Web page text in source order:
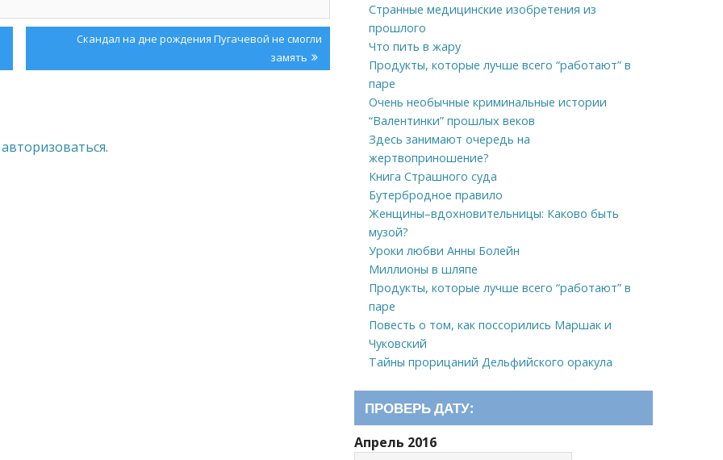
Next
Скандал на дне рождения Пугачевой не смогли
замять
авторизоваться.
Странные медицинские изобретения из
прошлого
Что пить в жару
Продукты, которые лучше всего “работают” в
паре
Очень необычные криминальные истории
“Валентинки” прошлых веков
Здесь занимают очередь на
жертвоприношение?
Книга Страшного суда
Бутербродное правило
Женщины–вдохновительницы: Каково быть
музой?
Уроки любви Анны Болейн
Миллионы в шляпе
Продукты, которые лучше всего “работают” в
паре
Повесть о том, как поссорились Маршак и
Чуковский
Тайны прорицаний Дельфийского оракула
ПРОВЕРЬ ДАТУ:
Апрель 2016